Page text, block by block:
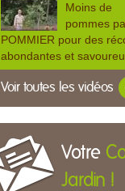
Moins de
pommes
POMMIER pour des
abondantes et
Voir toutes les vidéos
Votre
Jardin !